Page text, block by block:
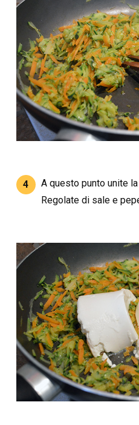
4
A questo punto unite
Regolate di sale e